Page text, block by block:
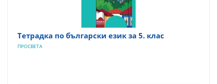
Тетрадка по български език за 5. клас
ПРОСВЕТА